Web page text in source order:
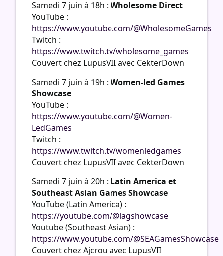
Samedi 7 juin à 18h : Wholesome Direct
YouTube :
https://www.youtube.com/@WholesomeGames
Twitch :
https://www.twitch.tv/wholesome_games
Couvert chez LupusVII avec CekterDown
Samedi 7 juin à 19h : Women-led Games
Showcase
YouTube :
https://www.youtube.com/@Women-
LedGames
Twitch :
https://www.twitch.tv/womenledgames
Couvert chez LupusVII avec CekterDown
Samedi 7 juin à 20h : Latin America et
Southeast Asian Games Showcase
YouTube (Latin America) :
https://youtube.com/@lagshowcase
Youtube (Southeast Asian) :
https://www.youtube.com/@SEAGamesShowcase
Couvert chez Ajcrou avec LupusVII